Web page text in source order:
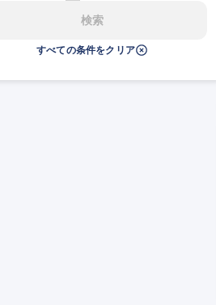
検索
すべての条件をクリア